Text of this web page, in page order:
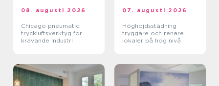
08. augusti 2026
Chicago pneumatic
tryckluftsverktyg för
krävande industri
07. augusti 2026
Höghöjdsstädning
tryggare och renare
lokaler på hög nivå